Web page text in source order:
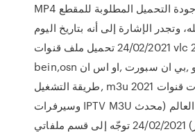
MP4 من ضمنها. تحديد جودة التحميل المطلوبة للمقطع
وتجدر الإشارة إلى أنه بتاريخ اليوم
24/02/2021 تحميل ملف قنوات vlc 2021 ,iptv
bein,osn روابط بي اوت كيو ,بي ان سبورت ,او اس ان
,طريقة التشغيل m3u 2021 اضخم ملفات قنوات
وسيرفرات IPTV M3U لكل باقات العالم (محدث
بأستمرار) 24/02/2021 توجّه إلى قسم ملفاتي MP3 انقر